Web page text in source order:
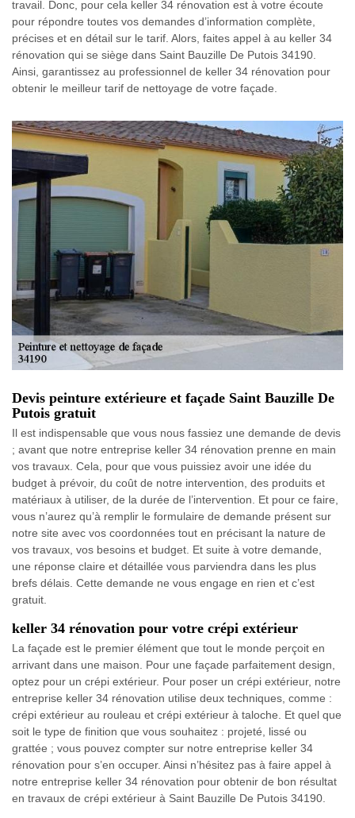
travail. Donc, pour cela keller 34 rénovation est à votre écoute
pour répondre toutes vos demandes d’information complète,
précises et en détail sur le tarif. Alors, faites appel à au keller 34
rénovation qui se siège dans Saint Bauzille De Putois 34190.
Ainsi, garantissez au professionnel de keller 34 rénovation pour
obtenir le meilleur tarif de nettoyage de votre façade.
Devis peinture extérieure et façade Saint Bauzille De
Putois gratuit
Il est indispensable que vous nous fassiez une demande de devis
; avant que notre entreprise keller 34 rénovation prenne en main
vos travaux. Cela, pour que vous puissiez avoir une idée du
budget à prévoir, du coût de notre intervention, des produits et
matériaux à utiliser, de la durée de l’intervention. Et pour ce faire,
vous n’aurez qu’à remplir le formulaire de demande présent sur
notre site avec vos coordonnées tout en précisant la nature de
vos travaux, vos besoins et budget. Et suite à votre demande,
une réponse claire et détaillée vous parviendra dans les plus
brefs délais. Cette demande ne vous engage en rien et c’est
gratuit.
keller 34 rénovation pour votre crépi extérieur
La façade est le premier élément que tout le monde perçoit en
arrivant dans une maison. Pour une façade parfaitement design,
optez pour un crépi extérieur. Pour poser un crépi extérieur, notre
entreprise keller 34 rénovation utilise deux techniques, comme :
crépi extérieur au rouleau et crépi extérieur à taloche. Et quel que
soit le type de finition que vous souhaitez : projeté, lissé ou
grattée ; vous pouvez compter sur notre entreprise keller 34
rénovation pour s’en occuper. Ainsi n’hésitez pas à faire appel à
notre entreprise keller 34 rénovation pour obtenir de bon résultat
en travaux de crépi extérieur à Saint Bauzille De Putois 34190.